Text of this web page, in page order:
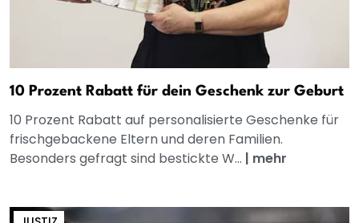
10 Prozent Rabatt für dein Geschenk zur Geburt
10 Prozent Rabatt auf personalisierte Geschenke für
frischgebackene Eltern und deren Familien.
Besonders gefragt sind bestickte W... | mehr